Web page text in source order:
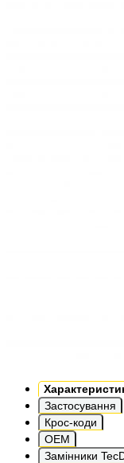
Застосування
Крос-коди
OEM
Замінники